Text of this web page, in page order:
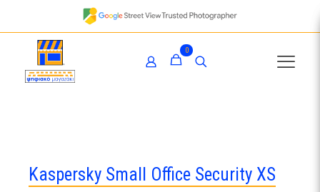
0
Kaspersky Small Office Security XS